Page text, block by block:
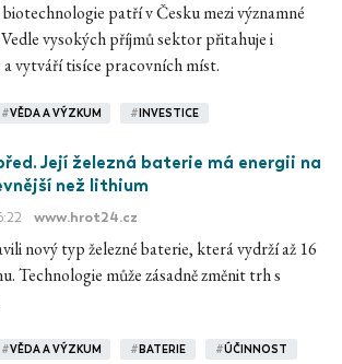
patří v Česku mezi významné
vysokých příjmů sektor přitahuje i
a vytváří tisíce pracovních míst.
#VĚDA A VÝZKUM # INVESTICE
Její železná baterie má energii na
než lithium
www.hrot24.cz
nový typ železné baterie, která vydrží až 16
Technologie může zásadně změnit trh s
#VĚDA A VÝZKUM # BATERIE #ÚČINNOST